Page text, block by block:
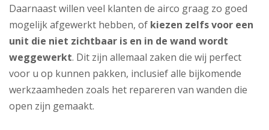
Daarnaast willen veel klanten de airco graag zo goed
mogelijk afgewerkt hebben, of kiezen zelfs voor een
unit die niet zichtbaar is en in de wand wordt
weggewerkt. Dit zijn allemaal zaken die wij perfect
voor u op kunnen pakken, inclusief alle bijkomende
werkzaamheden zoals het repareren van wanden die
open zijn gemaakt.